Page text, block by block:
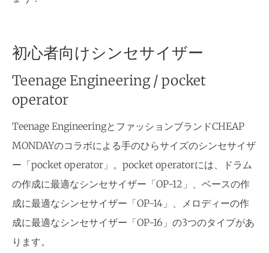
初心者向けシンセサイザー
Teenage Engineering / pocket
operator
Teenage EngineeringとファッションブランドCHEAP
MONDAYのコラボによる手のひらサイズのシンセサイザ
ー「pocket operator」。pocket operatorには、ドラム
の作成に最適なシンセサイザー「OP-12」、ベースの作
成に最適なシンセサイザー「OP-14」、メロディーの作
成に最適なシンセサイザー「OP-16」の3つのタイプがあ
ります。